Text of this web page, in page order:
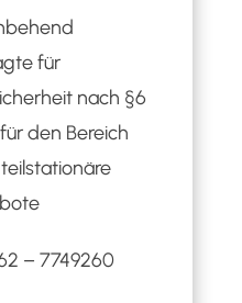
für
nach §6
den Bereich
– 7749260